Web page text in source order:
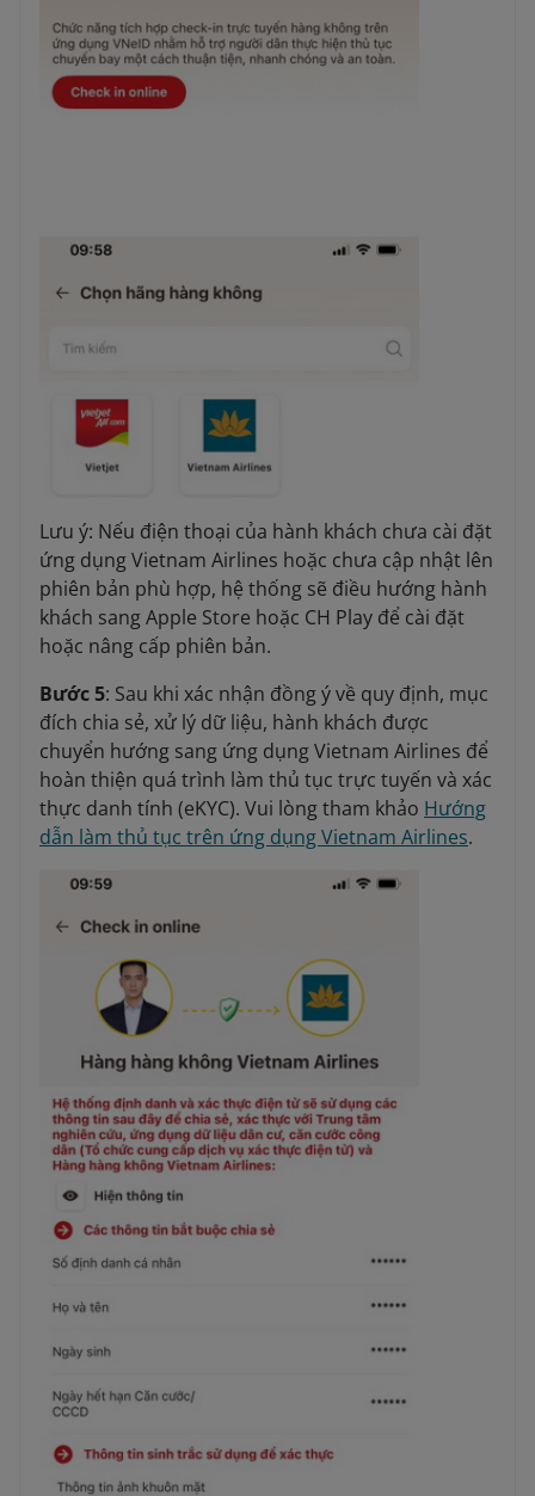
Lưu ý: Nếu điện thoại của hành khách chưa cài đặt
ứng dụng Vietnam Airlines hoặc chưa cập nhật lên
phiên bản phù hợp, hệ thống sẽ điều hướng hành
khách sang Apple Store hoặc CH Play để cài đặt
hoặc nâng cấp phiên bản.
Bước 5: Sau khi xác nhận đồng ý về quy định, mục
đích chia sẻ, xử lý dữ liệu, hành khách được
chuyển hướng sang ứng dụng Vietnam Airlines để
hoàn thiện quá trình làm thủ tục trực tuyến và xác
thực danh tính (eKYC). Vui lòng tham khảo Hướng
dẫn làm thủ tục trên ứng dụng Vietnam Airlines.